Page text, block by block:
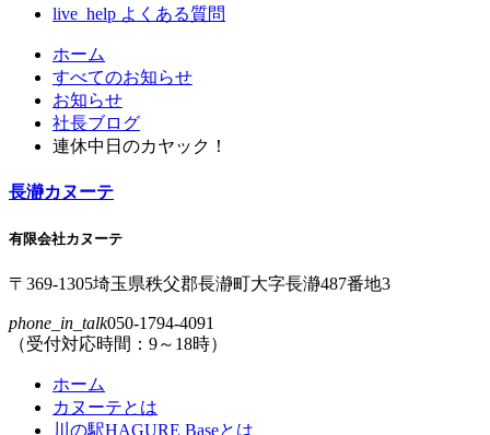
live_help よくある質問
文
先
へ
る
へ
る
ホーム
すべてのお知らせ
お知らせ
社長ブログ
連休中日のカヤック！
長瀞カヌーテ
有限会社カヌーテ
〒369-1305埼玉県秩父郡長瀞町大字長瀞487番地3
phone_in_talk050-1794-4091
（受付対応時間：9～18時）
ホーム
カヌーテとは
川の駅HAGURE Baseとは